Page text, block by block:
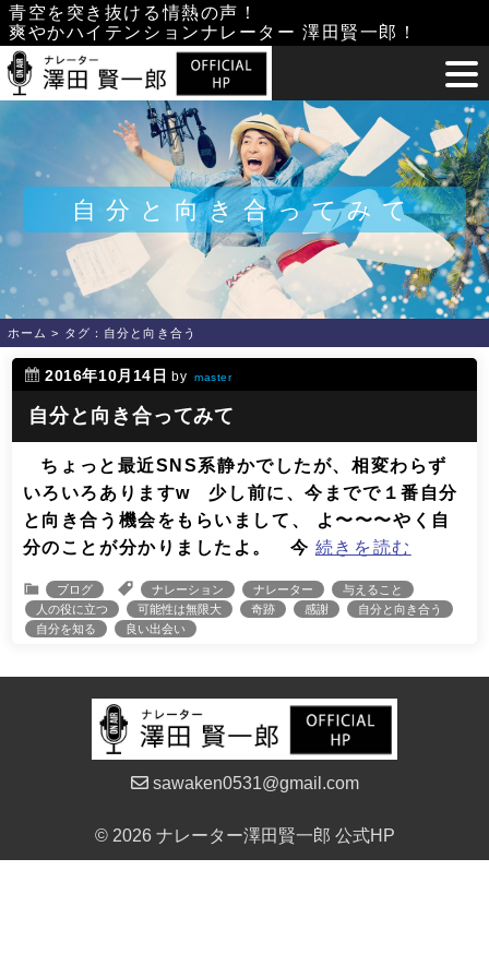
Skip
to
content
青空を突き抜ける情熱の声！
爽やかハイテンションナレーター 澤田賢一郎！
自分と向き合ってみて
ホーム > タグ：自分と向き合う
2016年10月14日 by master
自分と向き合ってみて
ちょっと最近SNS系静かでしたが、相変わらず
いろいろありますw 少し前に、今までで１番自分
と向き合う機会をもらいまして、 よ〜〜〜やく自
分のことが分かりましたよ。 今 続きを読む
ブログ ナレーション ナレーター
与えること
人の役に立つ
可能性は無限大 奇跡 感謝
自分と向き合う
自分を知る
良い出会い
sawaken0531@gmail.com
© 2026 ナレーター澤田賢一郎 公式HP